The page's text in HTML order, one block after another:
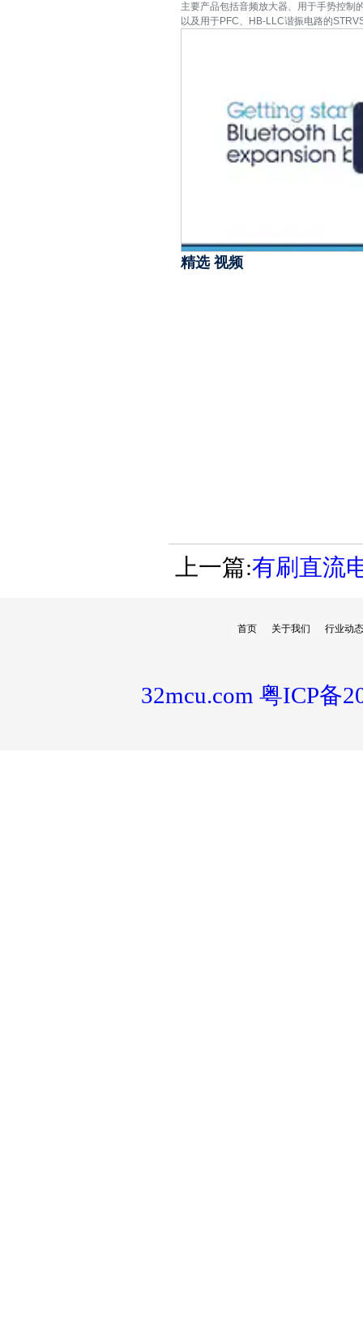
主要产品包括音频放大器、用于手势控制
以及用于PFC、HB-LLC谐振电路的
精选 视频
上一篇:有刷直流
首页 关于我们 行业动态
32mcu.com 粤ICP备